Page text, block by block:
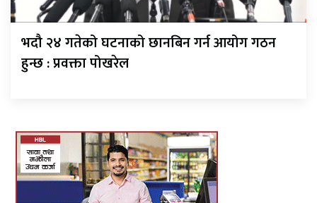
भदौ २४ गतेको घटनाको छानबिन गर्न आयोग गठन
हुन्छ : प्रवक्ता पोखरेल